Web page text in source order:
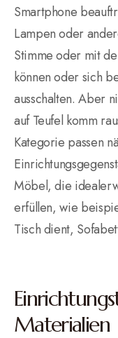
Smartphone
Lampen oder
Stimme oder mit
können oder sich
ausschalten. Aber
auf Teufel komm
Kategorie passen
Möbel, die
erfüllen, wie
Tisch dient,
Materialien